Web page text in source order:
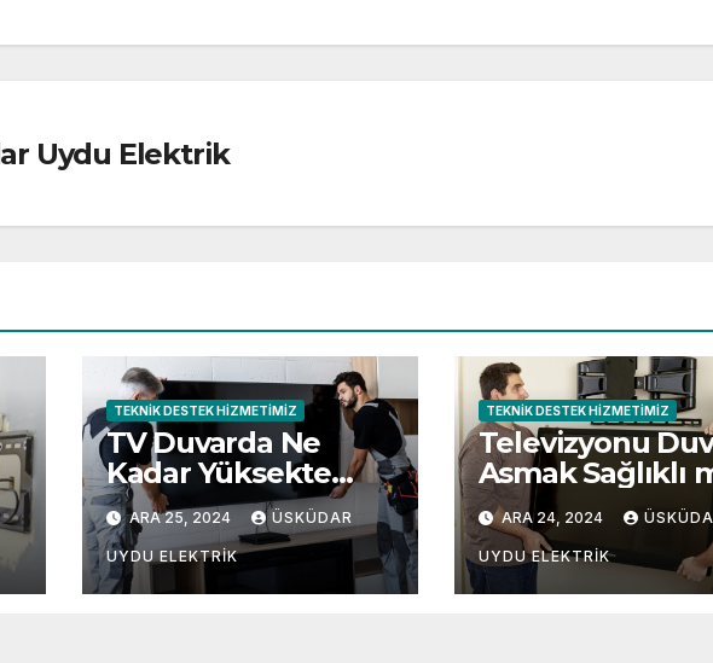
Uydu Elektrik
TEKNIK DESTEK HIZMETIMIZ
TV Duvarda Ne
Kadar Yüksekte
Olmalı?
ARA 25, 2024 ÜSKÜDAR
UYDU ELEKTRIK
TEKNIK DESTEK HIZMETIMIZ
Televizyonu
Asmak Sağlıklı
ARA 24, 2024
UYDU ELEKTRIK